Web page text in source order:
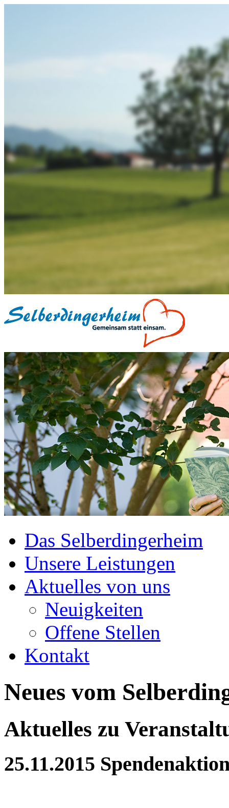
Das Selberdingerheim
Unsere Leistungen
Aktuelles von uns
Neuigkeiten
Offene Stellen
Kontakt
Neues vom
Aktuelles zu
25.11.2015